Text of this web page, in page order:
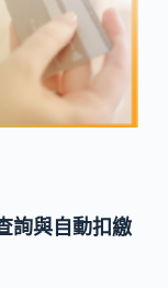
詢與自動扣繳